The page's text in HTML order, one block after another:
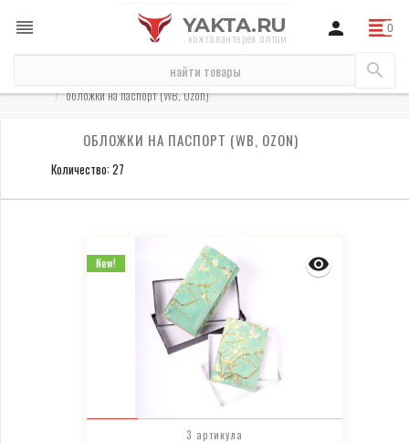
YAKTA.RU
кожгалантерея оптом
обложки (WB, Ozon)
обложки на паспорт (WB, Ozon)
ОБЛОЖКИ НА ПАСПОРТ (WB, OZON)
Количество: 27
3 артикула
New!